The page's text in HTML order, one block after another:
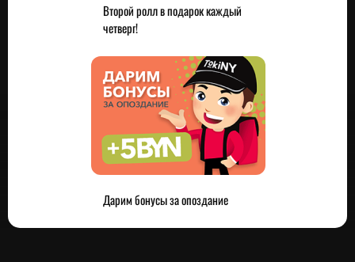
Второй ролл в подарок каждый
четверг!
Дарим бонусы за опоздание